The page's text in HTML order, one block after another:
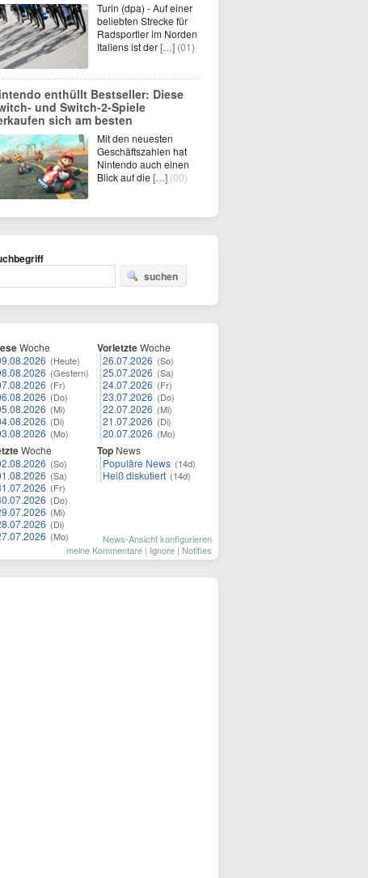
Turin (dpa) - Auf einer
beliebten Strecke für
Radsportler im Norden
Italiens ist der[…] (01)
enthüllt Bestseller: Diese
und Switch-2-Spiele
sich am besten
Mit den neuesten
Geschäftszahlen hat
Nintendo auch einen
Blick auf die […] (00)
suchen
Woche
(Heute)
(Gestern)
(Fr)
(Do)
(Mi)
(Di)
(Mo)
Woche
(So)
(Sa)
(Fr)
(Do)
(Mi)
(Di)
(Mo)
VorletzteWoche
26.07.2026 (So)
25.07.2026 (Sa)
24.07.2026 (Fr)
23.07.2026 (Do)
22.07.2026 (Mi)
21.07.2026 (Di)
20.07.2026 (Mo)
Top News
Populäre News (14d)
Heiß diskutiert (14d)
News-Ansicht konfigurieren
meine Kommentare | Ignore | Notifies